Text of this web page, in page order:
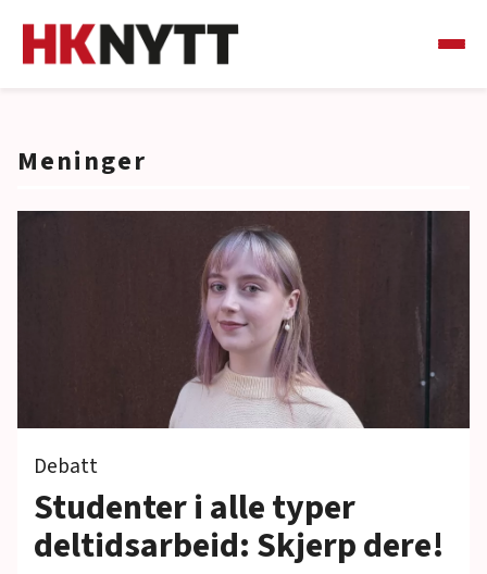
Meninger
Debatt
Studenter i alle typer
deltidsarbeid: Skjerp dere!